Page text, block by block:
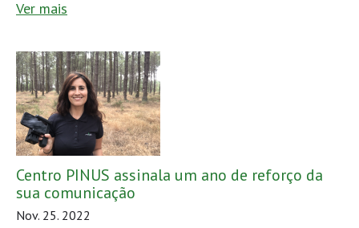
Ver mais
Centro PINUS assinala um ano de reforço da
sua comunicação
Nov. 25. 2022